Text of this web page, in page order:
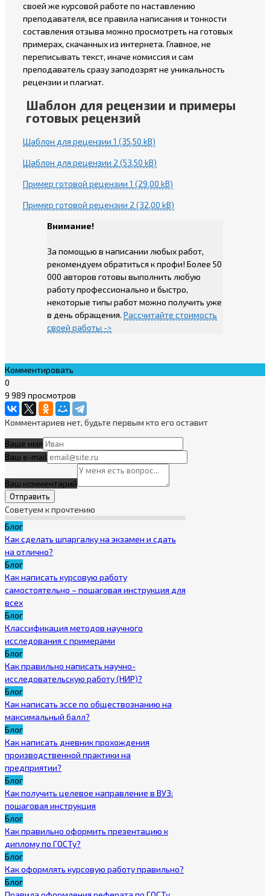
своей же курсовой работе по наставлению
преподавателя, все правила написания и тонкости
составления отзыва можно просмотреть на готовых
примерах, скачанных из интернета. Главное, не
переписывать текст, иначе комиссия и сам
преподаватель сразу заподозрят не уникальность
рецензии и плагиат.
Шаблон для рецензии и примеры
готовых рецензий
Шаблон для рецензии 1
Шаблон для рецензии 2
Пример готовой рецензии 1
Пример готовой рецензии 2
Внимание!
За помощью в написании любых работ,
рекомендуем обратиться к профи! Более 50
000 авторов готовы выполнить любую
работу профессионально и быстро,
некоторые типы работ можно получить уже
в день обращения. Рассчитайте стоимость
своей работы ->
Комментировать
0
9 989 просмотров
Комментариев нет, будьте первым кто его оставит
Ваше имя
Ваш e-mail
Ваш комментарий
Советуем к прочтению
Блог
Как сделать шпаргалку на экзамен и сдать
на отлично?
Блог
Как написать курсовую работу
самостоятельно – пошаговая инструкция для
всех
Блог
Классификация методов научного
исследования с примерами
Блог
Как правильно написать научно-
исследовательскую работу (НИР)?
Блог
Как написать эссе по обществознанию на
максимальный балл?
Блог
Как написать дневник прохождения
производственной практики на
предприятии?
Блог
Как получить целевое направление в ВУЗ:
пошаговая инструкция
Блог
Как правильно оформить презентацию к
диплому по ГОСТу?
Блог
Как оформлять курсовую работу правильно?
Блог